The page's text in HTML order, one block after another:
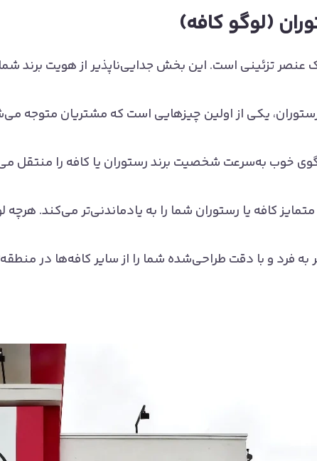
یک عنصر تزئینی است. این بخش جدایی‌ناپذیر از هویت
رستوران، یکی از اولین چیزهایی است که مشتریان متوجه
خوب به‌سرعت شخصیت برند رستوران یا کافه را منتقل
کافه یا رستوران شما را به یادماندنی‌تر می‌کند.
فرد و با دقت طراحی‌شده شما را از سایر کافه‌ها در